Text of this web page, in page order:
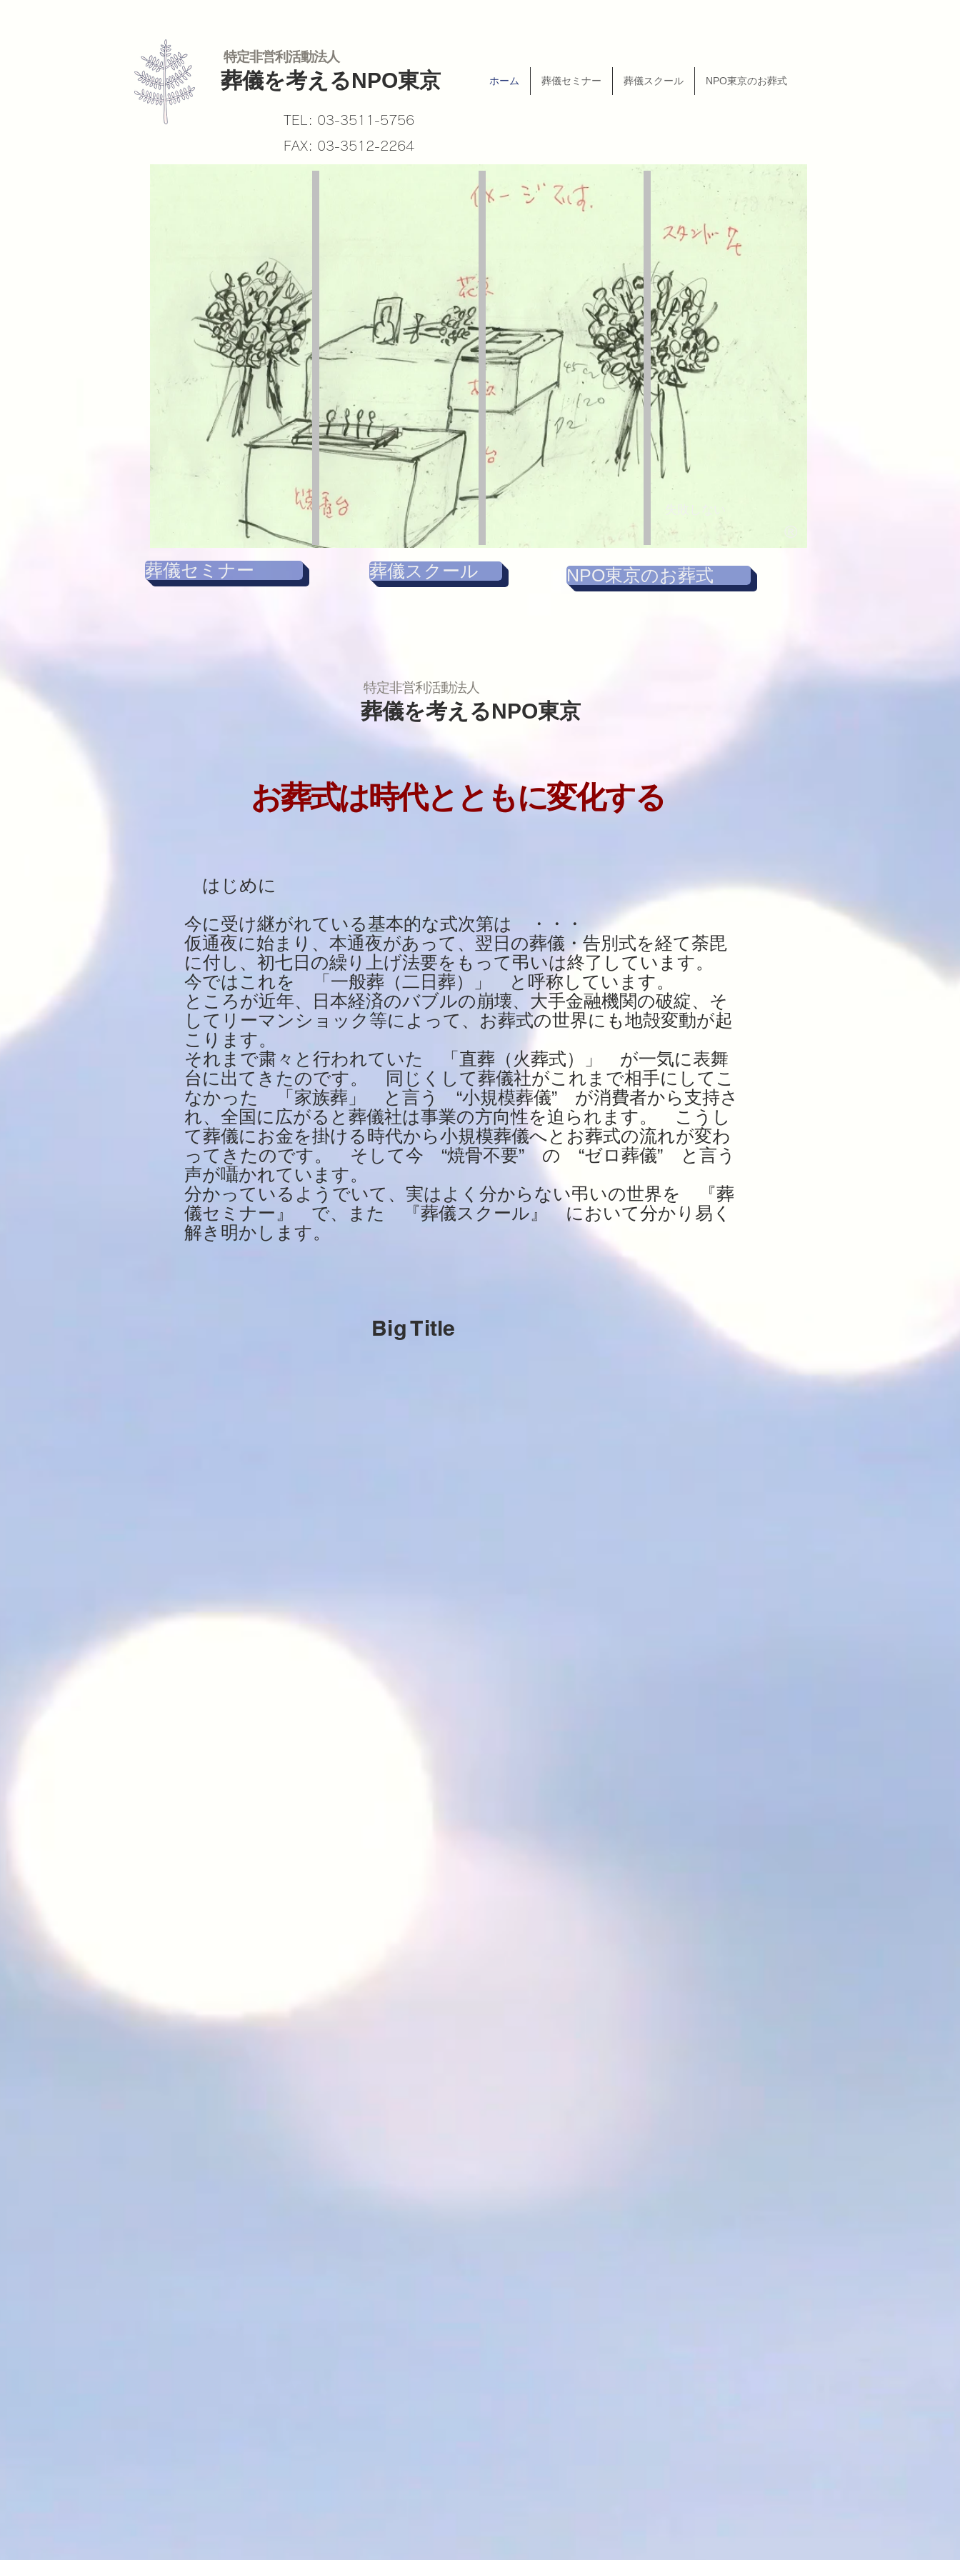
特定非営利活動法人
葬儀を考えるNPO東京 ホーム 葬儀セミナー 葬儀スクール NPO東京のお葬式
®
失敗しない
葬儀セミナー 葬儀スクール NPO東京のお葬式
特定非営利活動法人
葬儀を考えるNPO東京
お葬式は時代とともに変化する
はじめに
今に受け継がれている基本的な式次第は ・・・
仮通夜に始まり、本通夜があって、翌日の葬儀・告別式を経て荼毘
に付し、初七日の繰り上げ法要をもって弔いは終了しています。
今ではこれを 「一般葬（二日葬）」 と呼称しています。
ところが近年、日本経済のバブルの崩壊、大手金融機関の破綻、そ
してリーマンショック等によって、お葬式の世界にも地殻変動が起
こります。
それまで粛々と行われていた 「直葬（火葬式）」 が一気に表舞
台に出てきたのです。 同じくして葬儀社がこれまで相手にしてこ
なかった 「家族葬」 と言う “小規模葬儀” が消費者から支持さ
れ、全国に広がると葬儀社は事業の方向性を迫られます。 こうし
て葬儀にお金を掛ける時代から小規模葬儀へとお葬式の流れが変わ
ってきたのです。 そして今 “焼骨不要” の “ゼロ葬儀” と言う
声が囁かれています。
分かっているようでいて、実はよく分からない弔いの世界を 『葬
儀セミナー』 で、また 『葬儀スクール』 において分かり易く
解き明かします。
Big Title
TEL: 03-3511-5756
FAX: 03-3512-2264